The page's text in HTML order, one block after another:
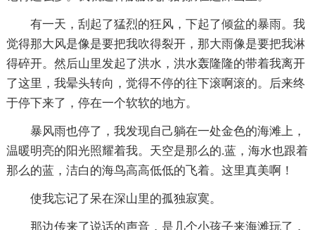
有一天，刮起了猛烈的狂风，下起了倾盆的暴雨。我
觉得那大风是像是要把我吹得裂开，那大雨像是要把我淋
得碎开。然后山里发起了洪水，洪水轰隆隆的带着我离开
了这里，我晕头转向，觉得不停的往下滚啊滚的。后来终
于停下来了，停在一个软软的地方。
暴风雨也停了，我发现自己躺在一处金色的海滩上，
温暖明亮的阳光照耀着我。天空是那么的.蓝，海水也跟着
那么的蓝，洁白的海鸟高高低低的飞着。这里真美啊！
使我忘记了呆在深山里的孤独寂寞。
那边传来了说话的声音，是几个小孩子来海滩玩了，